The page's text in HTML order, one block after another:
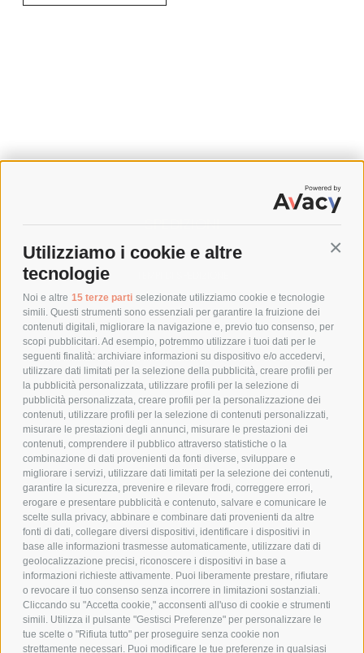
Utilizziamo i cookie e altre
tecnologie
Noi e altre 15 terze parti selezionate utilizziamo cookie e tecnologie
simili. Questi strumenti sono essenziali per garantire la fruizione dei
contenuti digitali, migliorare la navigazione e, previo tuo consenso, per
scopi pubblicitari. Ad esempio, potremmo utilizzare i tuoi dati per le
seguenti finalità: archiviare informazioni su dispositivo e/o accedervi,
utilizzare dati limitati per la selezione della pubblicità, creare profili per
la pubblicità personalizzata, utilizzare profili per la selezione di
pubblicità personalizzata, creare profili per la personalizzazione dei
contenuti, utilizzare profili per la selezione di contenuti personalizzati,
misurare le prestazioni degli annunci, misurare le prestazioni dei
contenuti, comprendere il pubblico attraverso statistiche o la
combinazione di dati provenienti da fonti diverse, sviluppare e
migliorare i servizi, utilizzare dati limitati per la selezione dei contenuti,
garantire la sicurezza, prevenire e rilevare frodi, correggere errori,
erogare e presentare pubblicità e contenuto, salvare e comunicare le
scelte sulla privacy, abbinare e combinare dati provenienti da altre
fonti di dati, collegare diversi dispositivi, identificare i dispositivi in
base alle informazioni trasmesse automaticamente, utilizzare dati di
geolocalizzazione precisi, riconoscere i dispositivi in base a
informazioni richieste attivamente. Puoi liberamente prestare, rifiutare
o revocare il tuo consenso senza incorrere in limitazioni sostanziali.
Cliccando su "Accetta cookie," acconsenti all'uso di cookie e strumenti
simili. Utilizza il pulsante "Gestisci Preferenze" per personalizzare le
tue scelte o "Rifiuta tutto" per proseguire senza cookie non
strettamente necessari. Puoi modificare le tue preferenze in qualsiasi
SPEDIZIONI
COSTI DI SPEDIZIONE
POLITICA DI RESO
POLICY
PRIVACY POLICY
COOKIE POLICY
PAGAMENTI SICURI
AZIENDA
CHI SIAMO
MARCHI TRATTATI
CONDOMINI
Bonifico